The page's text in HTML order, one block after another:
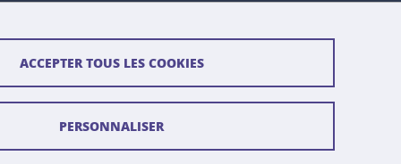
ACCEPTER TOUS LES COOKIES
PERSONNALISER